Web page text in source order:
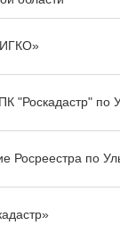
"Роскадастр" по
Росреестра по